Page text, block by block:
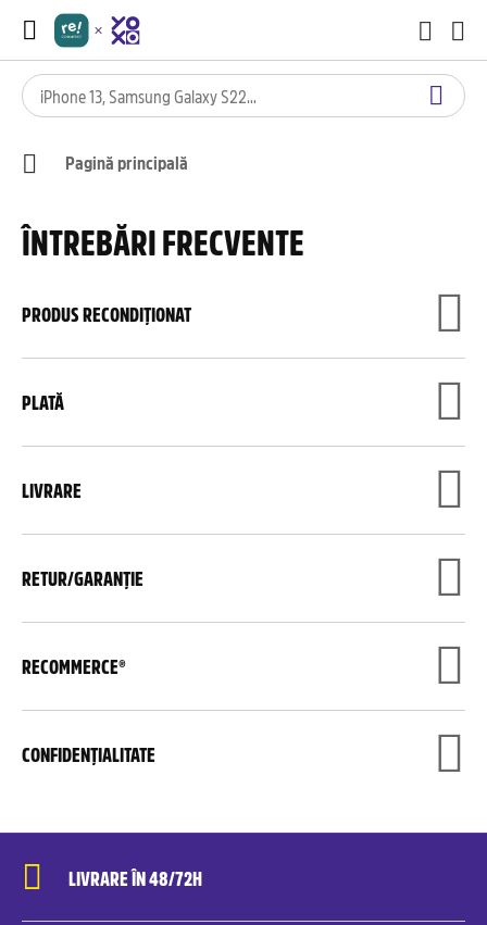
Pagină principală
ÎNTREBĂRI FRECVENTE
PRODUS RECONDIȚIONAT
PLATĂ
LIVRARE
RETUR/GARANȚIE
RECOMMERCE®
CONFIDENȚIALITATE
LIVRARE ÎN 48/72H